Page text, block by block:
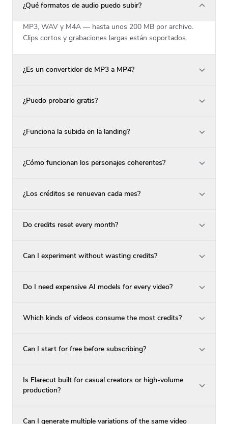
¿Qué formatos de audio puedo subir?
MP3, WAV y M4A — hasta unos 200 MB por archivo.
Clips cortos y grabaciones largas están soportados.
¿Es un convertidor de MP3 a MP4?
¿Puedo probarlo gratis?
¿Funciona la subida en la landing?
¿Cómo funcionan los personajes coherentes?
¿Los créditos se renuevan cada mes?
Do credits reset every month?
Can I experiment without wasting credits?
Do I need expensive AI models for every video?
Which kinds of videos consume the most credits?
Can I start for free before subscribing?
Is Flarecut built for casual creators or high-volume
production?
Can I generate multiple variations of the same video